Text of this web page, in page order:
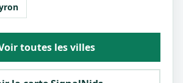
toutes les villes